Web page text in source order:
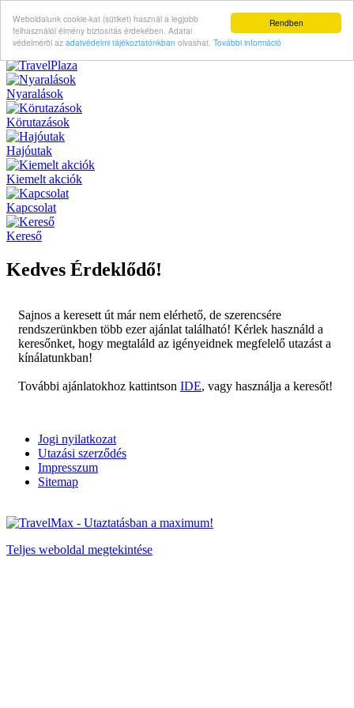
Rendben
Weboldalunk cookie-kat (sütiket) használ a legjobb
felhasználói élmény biztosítás érdekében. Adatai
védelméröl az adatvédelmi tájékoztatónkban olvashat. További információ
Nyaralások
Körutazások
Hajóutak
Kiemelt akciók
Kapcsolat
Kereső
Kedves Érdeklődő!
Sajnos a keresett út már nem elérhető, de szerencsére
rendszerünkben több ezer ajánlat található! Kérlek használd a
keresőnket, hogy megtaláld az igényeidnek megfelelő utazást a
kínálatunkban!
További ajánlatokhoz kattintson IDE, vagy használja a keresőt!
Jogi nyilatkozat
Utazási szerződés
Impresszum
Sitemap
Teljes weboldal megtekintése